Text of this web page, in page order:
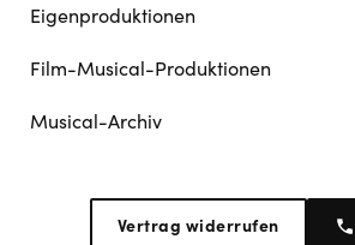
Eigenproduktionen
Film-Musical-Produktionen
Musical-Archiv
Vertrag widerrufen